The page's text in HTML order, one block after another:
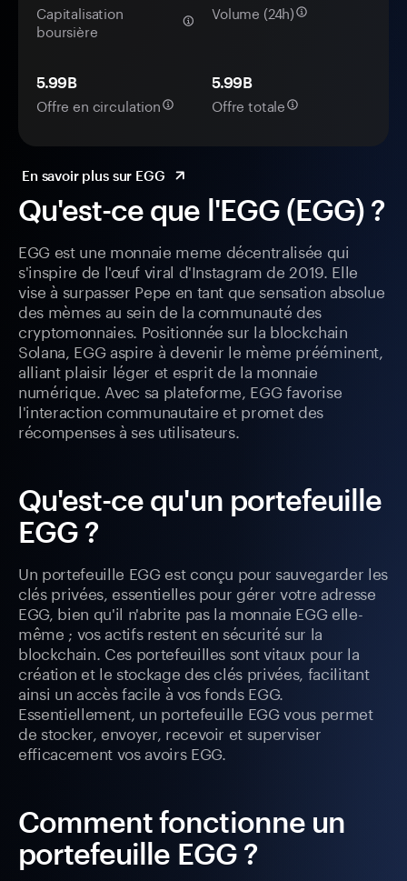
Qu'est-ce que l'EGG (EGG) ?
EGG est une monnaie meme décentralisée qui
s'inspire de l'œuf viral d'Instagram de 2019. Elle
vise à surpasser Pepe en tant que sensation absolue
des mèmes au sein de la communauté des
cryptomonnaies. Positionnée sur la blockchain
Solana, EGG aspire à devenir le mème prééminent,
alliant plaisir léger et esprit de la monnaie
numérique. Avec sa plateforme, EGG favorise
l'interaction communautaire et promet des
récompenses à ses utilisateurs.
Qu'est-ce qu'un portefeuille
EGG ?
Un portefeuille EGG est conçu pour sauvegarder les
clés privées, essentielles pour gérer votre adresse
EGG, bien qu'il n'abrite pas la monnaie EGG elle-
même ; vos actifs restent en sécurité sur la
blockchain. Ces portefeuilles sont vitaux pour la
création et le stockage des clés privées, facilitant
ainsi un accès facile à vos fonds EGG.
Essentiellement, un portefeuille EGG vous permet
de stocker, envoyer, recevoir et superviser
efficacement vos avoirs EGG.
Comment fonctionne un
portefeuille EGG ?
Capitalisation
boursière
Volume (24h)
5.99B
Offre en circulation
5.99B
Offre totale
En savoir plus sur EGG